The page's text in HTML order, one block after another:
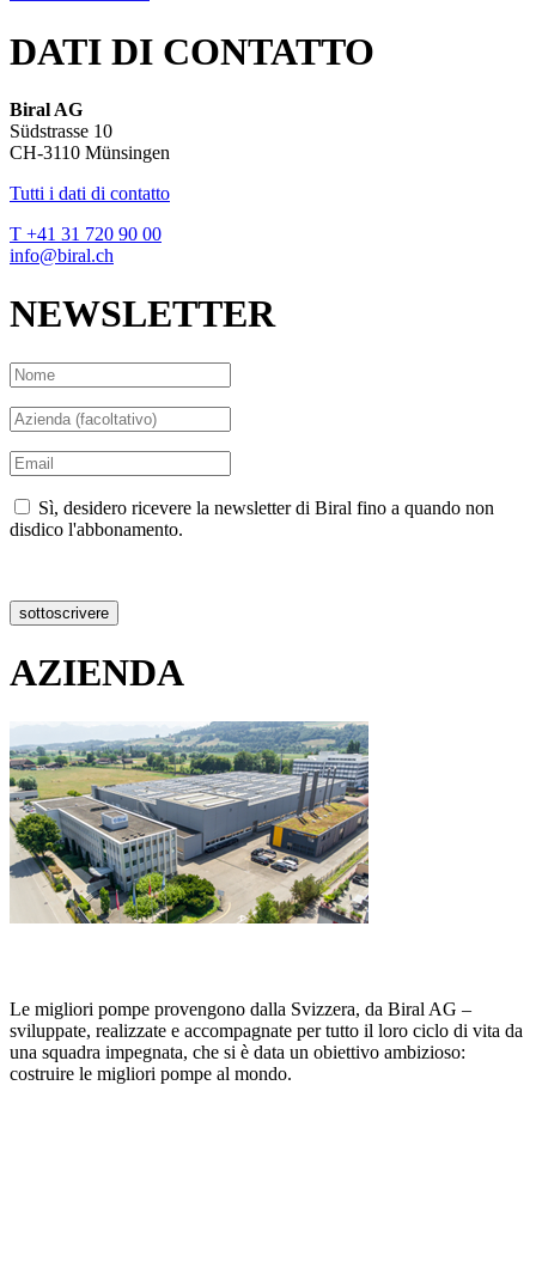
DATI DI CONTATTO
Biral AG
Südstrasse 10
CH-3110 Münsingen
Tutti i dati di contatto
T +41 31 720 90 00
info@biral.ch
NEWSLETTER
Sì, desidero ricevere la newsletter di Biral fino a quando non
disdico l'abbonamento.
sottoscrivere
AZIENDA
Le migliori pompe provengono dalla Svizzera, da Biral AG –
sviluppate, realizzate e accompagnate per tutto il loro ciclo di vita da
una squadra impegnata, che si è data un obiettivo ambizioso:
costruire le migliori pompe al mondo.